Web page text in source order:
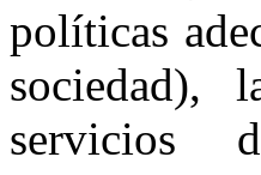
políticas
sociedad),
servicios